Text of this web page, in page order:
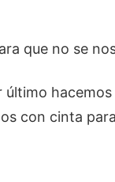
que no se
último
con cinta